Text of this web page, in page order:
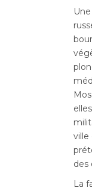
ville
des
La